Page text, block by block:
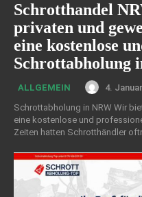
Schrotthandel
privaten und
eine kostenlose
Schrottabholung
ALLGEMEIN
4.
Schrottabholung in NRW Wir
eine kostenlose und
Zeiten hatten Schrotthändler